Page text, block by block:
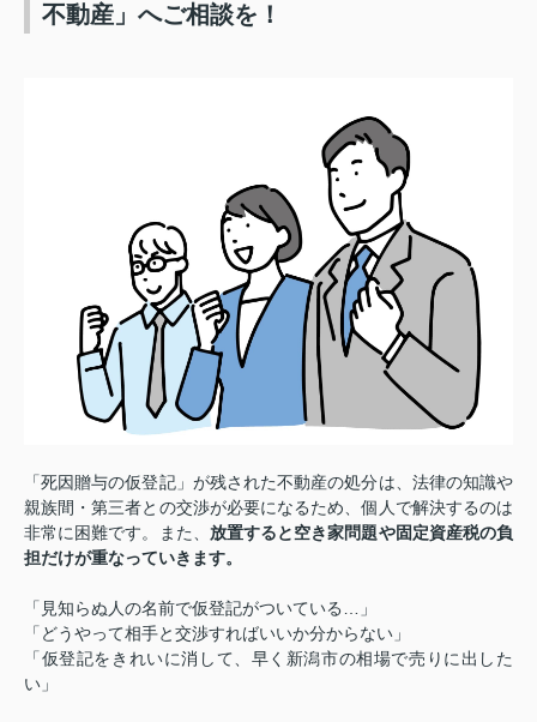
不動産」へご相談を！
「死因贈与の仮登記」が残された不動産の処分は、法律の知識や
親族間・第三者との交渉が必要になるため、個人で解決するのは
非常に困難です。また、 放置すると空き家問題や固定資産税の負
担だけが重なっていきます。
「見知らぬ人の名前で仮登記がついている…」
「どうやって相手と交渉すればいいか分からない」
「仮登記をきれいに消して、早く新潟市の相場で売りに出した
い」